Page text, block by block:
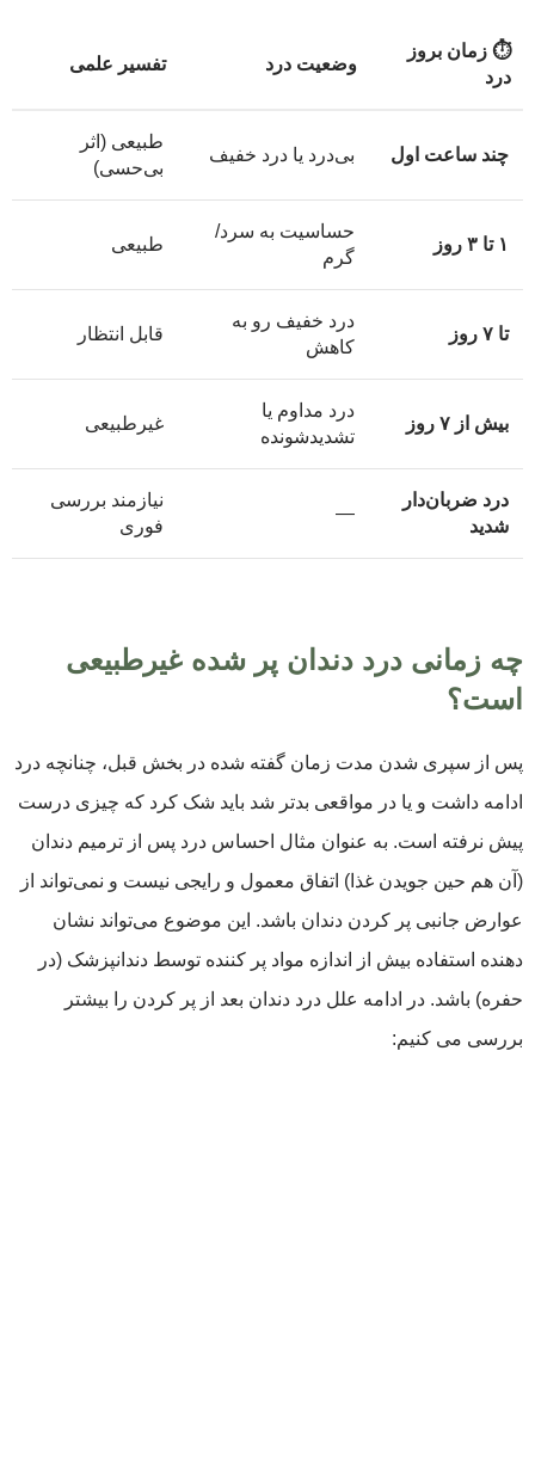
⏱ زمان بروز
درد
وضعیت درد تفسیر علمی
چند ساعت اول بی‌درد یا درد خفیف
طبیعی (اثر
بی‌حسی)
۱ تا ۳ روز
حساسیت به سرد/
گرم
طبیعی
تا ۷ روز
درد خفیف رو به
کاهش
قابل انتظار
بیش از ۷ روز
درد مداوم یا
تشدیدشونده
غیرطبیعی
درد ضربان‌دار
شدید
—
نیازمند بررسی
فوری
چه زمانی درد دندان پر شده غیرطبیعی
است؟
پس از سپری شدن مدت زمان گفته شده در بخش قبل، چنانچه درد
ادامه داشت و یا در مواقعی بدتر شد باید شک کرد که چیزی درست
پیش نرفته است. به عنوان مثال احساس درد پس از ترمیم دندان
(آن هم حین جویدن غذا) اتفاق معمول و رایجی نیست و نمی‌تواند از
عوارض جانبی پر کردن دندان باشد. این موضوع می‌تواند نشان
دهنده استفاده بیش از اندازه مواد پر کننده توسط دندانپزشک (در
حفره) باشد. در ادامه علل درد دندان بعد از پر کردن را بیشتر
بررسی می کنیم: